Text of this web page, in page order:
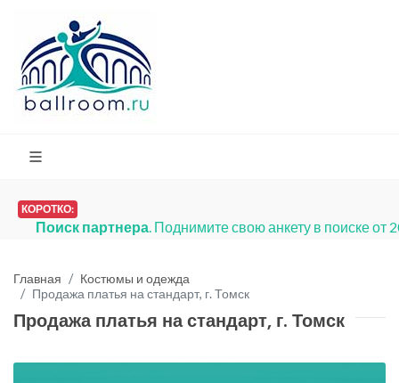
КОРОТКО:
Поиск партнера. Поднимите свою анкету в поиске от
Главная
Костюмы и одежда
Продажа платья на стандарт, г. Томск
Продажа платья на стандарт, г. Томск